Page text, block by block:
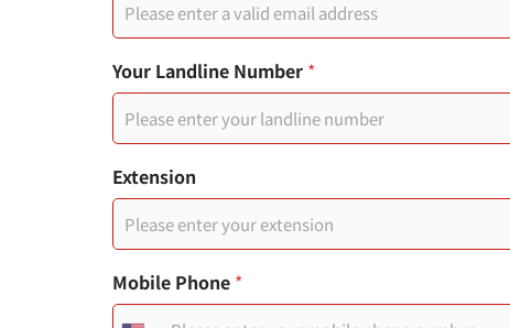
Your Landline Number *
Extension
Mobile Phone *